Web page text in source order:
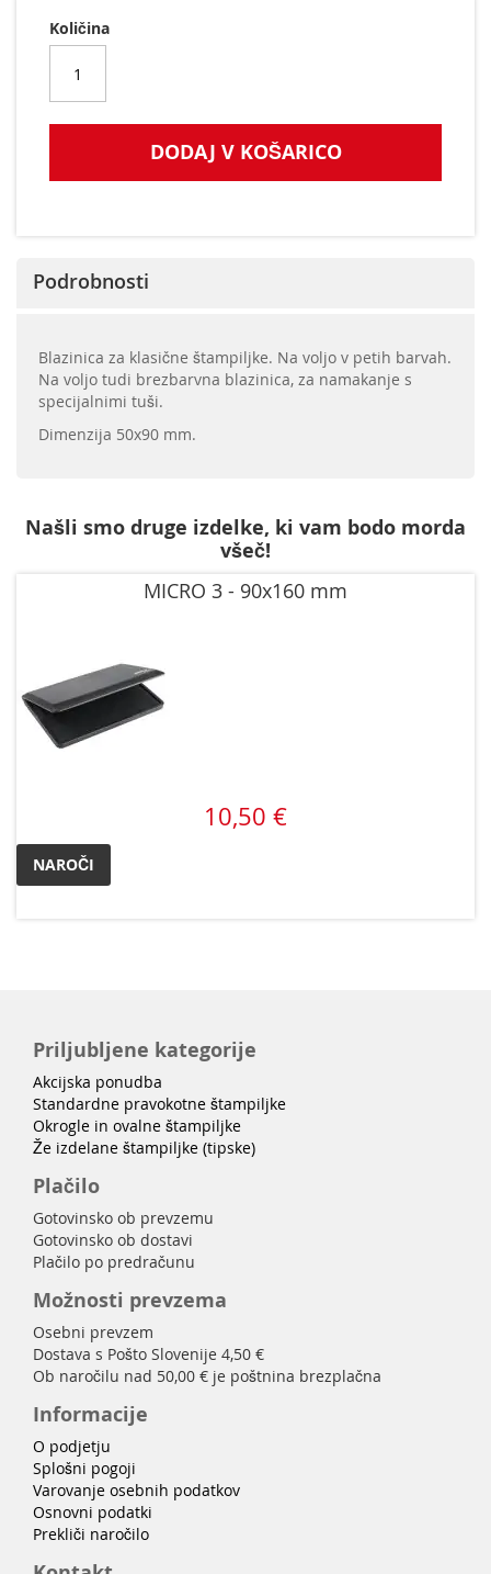
Količina
DODAJ V KOŠARICO
Podrobnosti
Blazinica za klasične štampiljke. Na voljo v petih barvah.
Na voljo tudi brezbarvna blazinica, za namakanje s
specijalnimi tuši.
Dimenzija 50x90 mm.
Našli smo druge izdelke, ki vam bodo morda
všeč!
MICRO 3 - 90x160 mm
10,50 €
NAROČI
Priljubljene kategorije
Akcijska ponudba
Standardne pravokotne štampiljke
Okrogle in ovalne štampiljke
Že izdelane štampiljke (tipske)
Plačilo
Gotovinsko ob prevzemu
Gotovinsko ob dostavi
Plačilo po predračunu
Možnosti prevzema
Osebni prevzem
Dostava s Pošto Slovenije 4,50 €
Ob naročilu nad 50,00 € je poštnina brezplačna
Informacije
O podjetju
Splošni pogoji
Varovanje osebnih podatkov
Osnovni podatki
Prekliči naročilo